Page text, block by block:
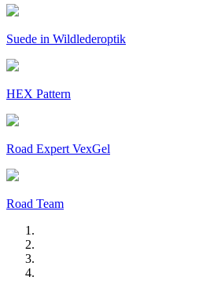
Suede in Wildlederoptik
HEX Pattern
Road Expert VexGel
Road Team